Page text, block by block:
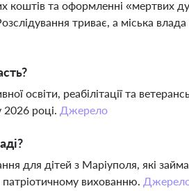
коштів та оформленні «мертвих
триває, а міська
освіти, реабілітації та
2026 році. Джерело
для дітей з Маріуполя, які
патріотичному вихованню.